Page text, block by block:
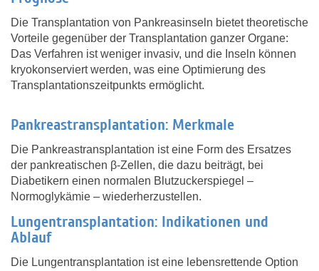
Die Transplantation von Pankreasinseln bietet theoretische
Vorteile gegenüber der Transplantation ganzer Organe:
Das Verfahren ist weniger invasiv, und die Inseln können
kryokonserviert werden, was eine Optimierung des
Transplantationszeitpunkts ermöglicht.
Pankreastransplantation: Merkmale
Die Pankreastransplantation ist eine Form des Ersatzes
der pankreatischen β-Zellen, die dazu beiträgt, bei
Diabetikern einen normalen Blutzuckerspiegel –
Normoglykämie – wiederherzustellen.
Lungentransplantation: Indikationen und
Ablauf
Die Lungentransplantation ist eine lebensrettende Option